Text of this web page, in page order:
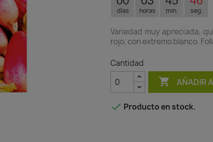
días horas min. seg.
Variedad muy apreciada,
rojo, con extremo blanco.
Cantidad
 AÑADIR
 Producto en stock.